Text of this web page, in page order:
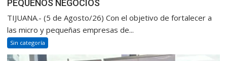
PEQUEÑOS NEGOCIOS
TIJUANA.- (5 de Agosto/26) Con el objetivo de fortalecer a
las micro y pequeñas empresas de...
Sin categoría